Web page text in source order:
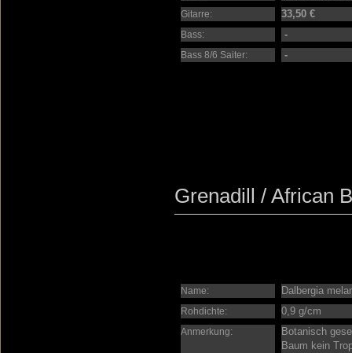
Gitarre: 33,50 €
Bass: -
Bass 8/6 Saiter: -
Grenadill / African
Name: Dalbergia
Rohdichte: 0,9 g/cm
Anmerkung:
Botanisch
Baum kein